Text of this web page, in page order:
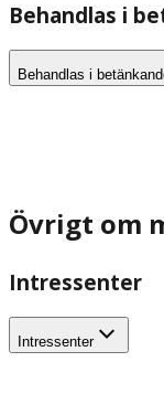
Behandlas i
Behandlas i
Övrigt om
Intressenter
Intressenter